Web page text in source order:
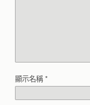
顯示名稱*